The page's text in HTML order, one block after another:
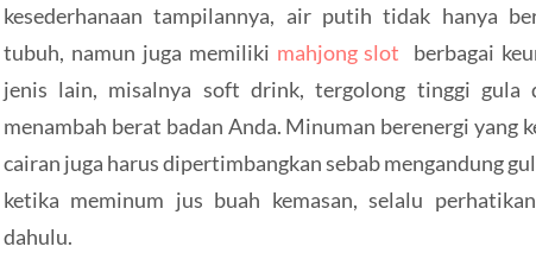
kesederhanaan tampilannya, air putih tidak hanya
tubuh, namun juga memiliki mahjong slot berbagai
jenis lain, misalnya soft drink, tergolong tinggi gula
menambah berat badan Anda. Minuman berenergi yang
cairan juga harus dipertimbangkan sebab mengandung
ketika meminum jus buah kemasan, selalu
dahulu.